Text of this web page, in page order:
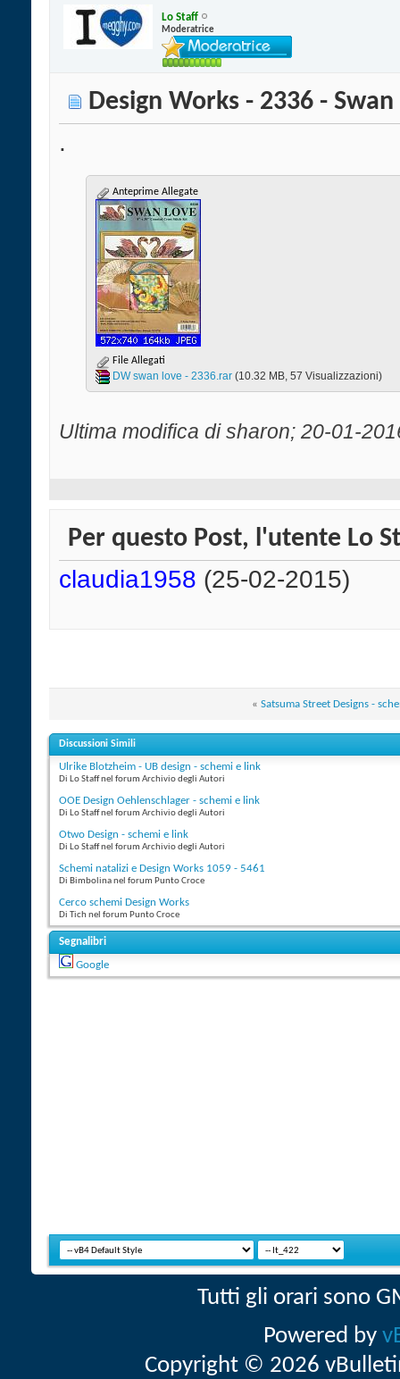
Lo Staff
Moderatrice
Design Works - 2336 - Swan
.
Anteprime Allegate
File Allegati
DW swan love - 2336.rar‎ (10.32 MB, 57 Visualizzazioni)
Ultima modifica di sharon; 20-01-
Per questo Post, l'utente Lo
claudia1958 (25-02-2015)
« Satsuma Street Designs -
Discussioni Simili
Ulrike Blotzheim - UB design - schemi e link
Di Lo Staff nel forum Archivio degli Autori
OOE Design Oehlenschlager - schemi e link
Di Lo Staff nel forum Archivio degli Autori
Otwo Design - schemi e link
Di Lo Staff nel forum Archivio degli Autori
Schemi natalizi e Design Works 1059 - 5461
Di Bimbolina nel forum Punto Croce
Cerco schemi Design Works
Di Tich nel forum Punto Croce
Segnalibri
Google
Tutti gli orari sono
Powered by
Copyright © 2026